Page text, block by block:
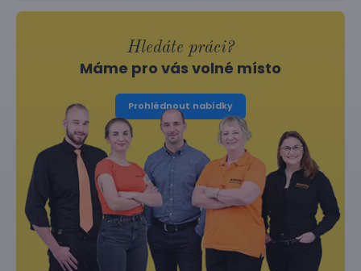
Hledáte práci?
Máme pro vás volné místo
Prohlédnout nabídky